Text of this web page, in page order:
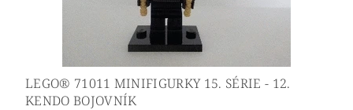
LEGO® 71011 MINIFIGURKY 15. SÉRIE - 12.
KENDO BOJOVNÍK